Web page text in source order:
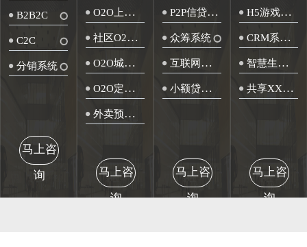
B2B2C
C2C
分销系统
马上咨
询
O2O上面服务
社区O2O服务
O2O城市生活服务
O2O定制服务
外卖预定系统
马上咨
询
P2P信贷系统
众筹系统
互联网保险类
小额贷款类
马上咨
询
H5游戏开发
CRM系统开发
智慧生活系
共享XX平台开发
马上咨
询